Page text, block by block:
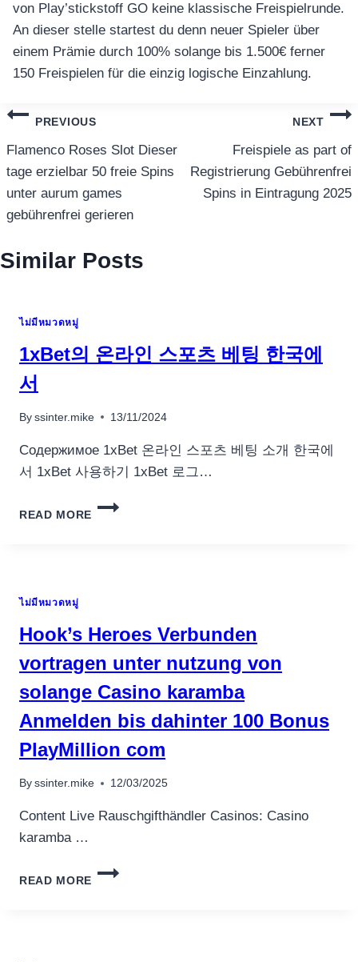
von Play’stickstoff GO keine klassische Freispielrunde.
An dieser stelle startest du denn neuer Spieler über
einem Prämie durch 100% solange bis 1.500€ ferner
150 Freispielen für die einzig logische Einzahlung.
แนะแนว
เรื่อง
PREVIOUS
Flamenco Roses Slot Dieser
tage erzielbar 50 freie Spins
unter aurum games
gebührenfrei gerieren
NEXT
Freispiele as part of
Registrierung Gebührenfrei
Spins in Eintragung 2025
Similar Posts
ไม่มีหมวดหมู่
1xBet의 온라인 스포츠 베팅 한국에
서
By ssinter.mike 13/11/2024
Содержимое 1xBet 온라인 스포츠 베팅 소개 한국에
서 1xBet 사용하기 1xBet 로그…
READ MORE
1XBET
베
한
국
에
서
ไม่มีหมวดหมู่
Hook’s Heroes Verbunden
vortragen unter nutzung von
solange Casino karamba
Anmelden bis dahinter 100 Bonus
PlayMillion com
By ssinter.mike 12/03/2025
Content Live Rauschgifthändler Casinos: Casino
karamba …
READ MORE
HOOK’S